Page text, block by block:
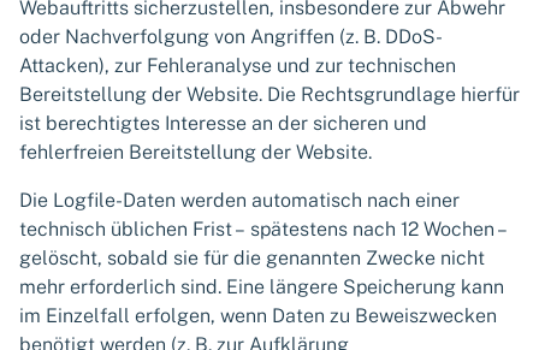
Webauftritts sicherzustellen, insbesondere zur Abwehr
oder Nachverfolgung von Angriffen (z. B. DDoS-
Attacken), zur Fehleranalyse und zur technischen
Bereitstellung der Website. Die Rechtsgrundlage hierfür
ist berechtigtes Interesse an der sicheren und
fehlerfreien Bereitstellung der Website.
Die Logfile-Daten werden automatisch nach einer
technisch üblichen Frist – spätestens nach 12 Wochen –
gelöscht, sobald sie für die genannten Zwecke nicht
mehr erforderlich sind. Eine längere Speicherung kann
im Einzelfall erfolgen, wenn Daten zu Beweiszwecken
benötigt werden (z. B. zur Aufklärung